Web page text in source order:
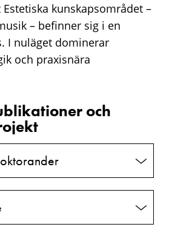
kunskapsområdet –
– befinner sig i en
I nuläget dominerar
och praxisnära
och